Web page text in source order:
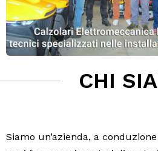
CHI
Siamo un’azienda, a